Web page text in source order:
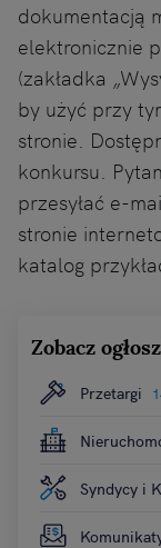
dokumentacją
elektronicznie
(zakładka
by użyć przy
stronie.
konkursu.
przesyłać e-
stronie
katalog
Zobacz
Przetargi
Syndycy i